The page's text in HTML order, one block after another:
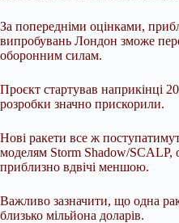
За попередніми оцінками,
випробувань Лондон зможе
оборонним силам.
Проєкт стартував наприкінці
розробки значно прискорили.
Нові ракети все ж
моделям Storm Shadow/SCALP,
приблизно вдвічі меншою.
Важливо зазначити, що одна
близько мільйона доларів.